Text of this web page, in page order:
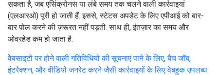
सकता है, जब एसिंक्रोनस या लंबे समय तक चलने वाली कार्रवाइयां
(एलआरओ) पूरी हो जाती हैं. इससे, स्टेटस अपडेट के लिए एपीआई को बार-
बार पोल करने की ज़रूरत नहीं पड़ती. साथ ही, इंतज़ार का समय और
ओवरहेड कम हो जाता है.
वेबसाइटों पर होने वाली गतिविधियों की सूचनाएं पाने के लिए, बैच जॉब,
इंटरैक्शन, और वीडियो जनरेट करने जैसी कार्रवाइयों के लिए वेबहुक उपलब्ध